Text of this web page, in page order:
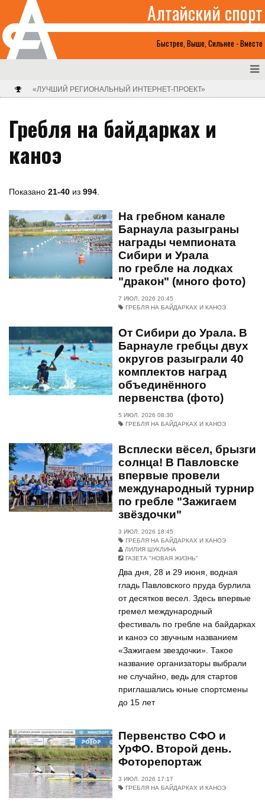
Быстрее, Выше, Сильнее - Вместе
Алтайский спорт
«ЛУЧШИЙ РЕГИОНАЛЬНЫЙ ИНТЕРНЕТ-ПРОЕКТ»
Гребля на байдарках и
каноэ
Показано 21-40 из 994
На гребном канале
Барнаула разыграны
награды чемпионата
Сибири и Урала
по гребле на лодках
"дракон" (много фото)
7 ИЮЛ. 2026 20:45
ГРЕБЛЯ НА БАЙДАРКАХ И КАНОЭ
От Сибири до Урала. В
Барнауле гребцы двух
округов разыграли 40
комплектов наград
объединённого
первенства (фото)
5 ИЮЛ. 2026 08:30
ГРЕБЛЯ НА БАЙДАРКАХ И КАНОЭ
Всплески вёсел, брызги
солнца! В Павловске
впервые провели
международный турнир
по гребле "Зажигаем
звёздочки"
3 ИЮЛ. 2026 18:45
ГРЕБЛЯ НА БАЙДАРКАХ И КАНОЭ
ЛИЛИЯ ШУКЛИНА
ГАЗЕТА "НОВАЯ ЖИЗНЬ"
Два дня, 28 и 29 июня, водная
гладь Павловского пруда бурлила
от десятков весел. Здесь впервые
гремел международный
фестиваль по гребле на байдарках
и каноэ со звучным названием
«Зажигаем звездочки». Такое
название организаторы выбрали
не случайно, ведь для стартов
приглашались юные спортсмены
до 15 лет
Первенство СФО и
УрФО. Второй день.
Фоторепортаж
3 ИЮЛ. 2026 17:17
ГРЕБЛЯ НА БАЙДАРКАХ И КАНОЭ